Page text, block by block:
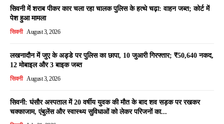
सिवनी में शराब पीकर कार चला रहा चालक पुलिस के हत्थे चढ़ा: वाहन जब्त; कोर्ट में
पेश हुआ मामला
सिवनी August 3, 2026
लखनादौन में जुए के अड्डे पर पुलिस का छापा, 10 जुआरी गिरफ्तार; ₹50,640 नकद,
12 मोबाइल और 3 बाइक जब्त
सिवनी August 3, 2026
सिवनी: घंसौर अस्पताल में 20 वर्षीय युवक की मौत के बाद शव सड़क पर रखकर
चक्काजाम, एंबुलेंस और स्वास्थ्य सुविधाओं को लेकर परिजनों का...